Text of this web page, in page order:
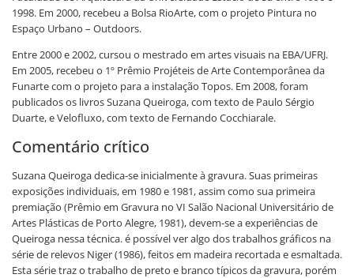
1998. Em 2000, recebeu a Bolsa RioArte, com o projeto Pintura no
Espaço Urbano – Outdoors.
Entre 2000 e 2002, cursou o mestrado em artes visuais na EBA/UFRJ.
Em 2005, recebeu o 1º Prêmio Projéteis de Arte Contemporânea da
Funarte com o projeto para a instalação Topos. Em 2008, foram
publicados os livros Suzana Queiroga, com texto de Paulo Sérgio
Duarte, e Velofluxo, com texto de Fernando Cocchiarale.
Comentário crítico
Suzana Queiroga dedica-se inicialmente à gravura. Suas primeiras
exposições individuais, em 1980 e 1981, assim como sua primeira
premiação (Prêmio em Gravura no VI Salão Nacional Universitário de
Artes Plásticas de Porto Alegre, 1981), devem-se a experiências de
Queiroga nessa técnica. é possível ver algo dos trabalhos gráficos na
série de relevos Niger (1986), feitos em madeira recortada e esmaltada.
Esta série traz o trabalho de preto e branco típicos da gravura, porém